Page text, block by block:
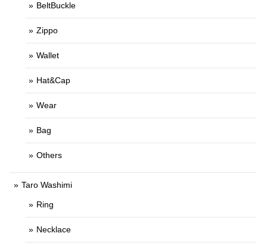
BeltBuckle
Zippo
Wallet
Hat&Cap
Wear
Bag
Others
Taro Washimi
Ring
Necklace